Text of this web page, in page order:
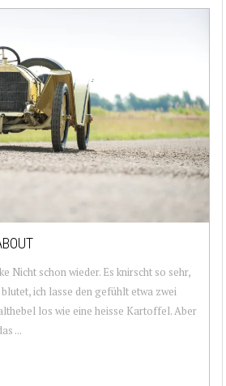
Nicht schon wieder. Es knirscht so sehr,
ich lasse den gefühlt etwa zwei
los wie eine heisse Kartoffel. Aber
...